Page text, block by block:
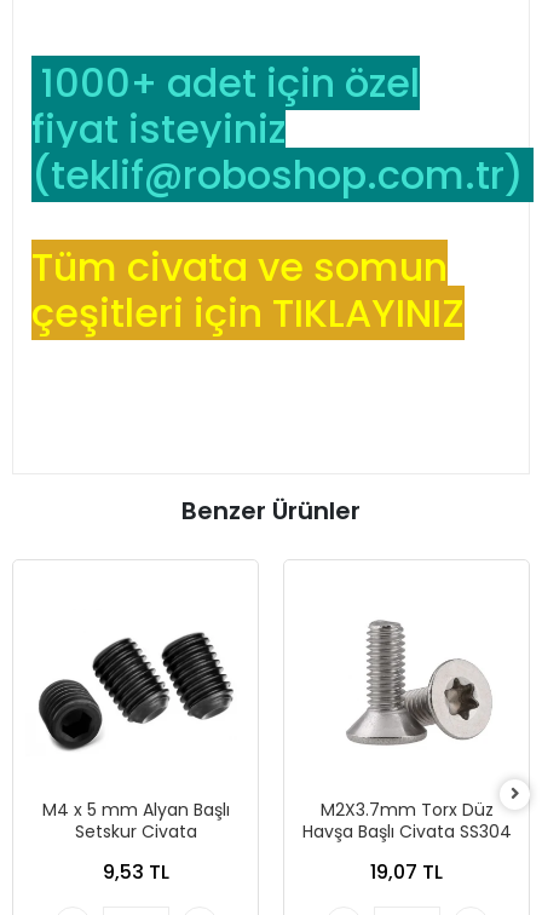
1000+ adet için özel
fiyat isteyiniz
(teklif@roboshop.com.tr)
Tüm civata ve somun
çeşitleri için TIKLAYINIZ
Benzer Ürünler
M4 x 5 mm Alyan Başlı
Setskur Civata
9,53 TL
M2X3.7mm Torx Düz
Havşa Başlı Civata SS304
19,07 TL